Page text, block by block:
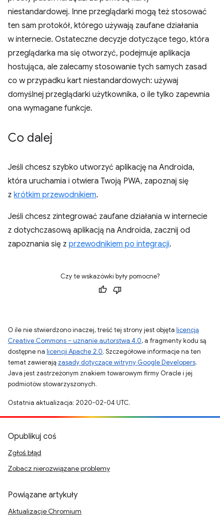
niestandardowej. Inne przeglądarki mogą też stosować
ten sam protokół, którego używają zaufane działania
w internecie. Ostateczne decyzje dotyczące tego, która
przeglądarka ma się otworzyć, podejmuje aplikacja
hostująca, ale zalecamy stosowanie tych samych zasad
co w przypadku kart niestandardowych: używaj
domyślnej przeglądarki użytkownika, o ile tylko zapewnia
ona wymagane funkcje.
Co dalej
Jeśli chcesz szybko utworzyć aplikację na Androida,
która uruchamia i otwiera Twoją PWA, zapoznaj się
z krótkim przewodnikiem.
Jeśli chcesz zintegrować zaufane działania w internecie
z dotychczasową aplikacją na Androida, zacznij od
zapoznania się z przewodnikiem po integracji.
Czy te wskazówki były pomocne?
O ile nie stwierdzono inaczej, treść tej strony jest objęta licencją
Creative Commons – uznanie autorstwa 4.0, a fragmenty kodu są
dostępne na licencji Apache 2.0. Szczegółowe informacje na ten
temat zawierają zasady dotyczące witryny Google Developers.
Java jest zastrzeżonym znakiem towarowym firmy Oracle i jej
podmiotów stowarzyszonych.
Ostatnia aktualizacja: 2020-02-04 UTC.
Opublikuj coś
Zgłoś błąd
Zobacz nierozwiązane problemy
Powiązane artykuły
Aktualizacje Chromium